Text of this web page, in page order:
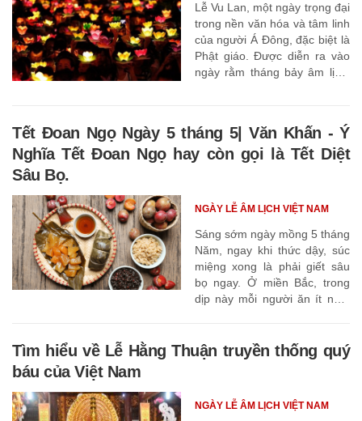
Lễ Vu Lan, một ngày trọng đại
trong nền văn hóa và tâm linh
của người Á Đông, đặc biệt là
Phật giáo. Được diễn ra vào
ngày rằm tháng bảy âm lịch,
Nam mà còn lan tỏa sâu rộng
tại nhiều nước châu Á.
Tết Đoan Ngọ Ngày 5 tháng 5| Văn Khấn - Ý
Nghĩa Tết Đoan Ngọ hay còn gọi là Tết Diệt
Sâu Bọ.
Sáng sớm ngày mồng 5 tháng
Năm, ngay khi thức dậy, súc
miệng xong là phải giết sâu
bọ ngay. Ở miền Bắc, trong
dịp này mỗi người ăn ít nhất
ăn các trái cây như mận,
muỗm, sấu, đào …
NGÀY LỄ ÂM LỊCH VIỆT NAM
Tìm hiểu về Lễ Hằng Thuận truyền thống quý
báu của Việt Nam
NGÀY LỄ ÂM LỊCH VIỆT NAM